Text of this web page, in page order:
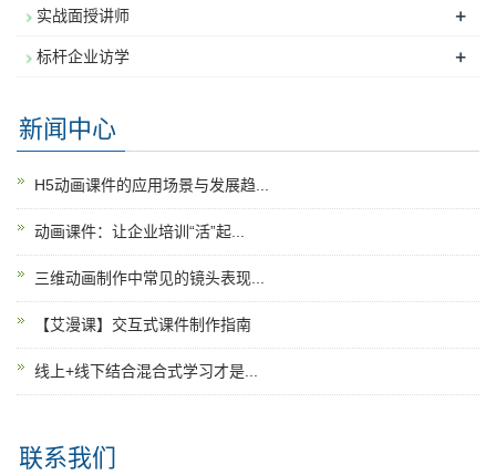
实战面授讲师 +
标杆企业访学 +
新闻中心
H5动画课件的应用场景与发展趋...
动画课件：让企业培训“活”起...
三维动画制作中常见的镜头表现...
【艾漫课】交互式课件制作指南
线上+线下结合混合式学习才是...
联系我们